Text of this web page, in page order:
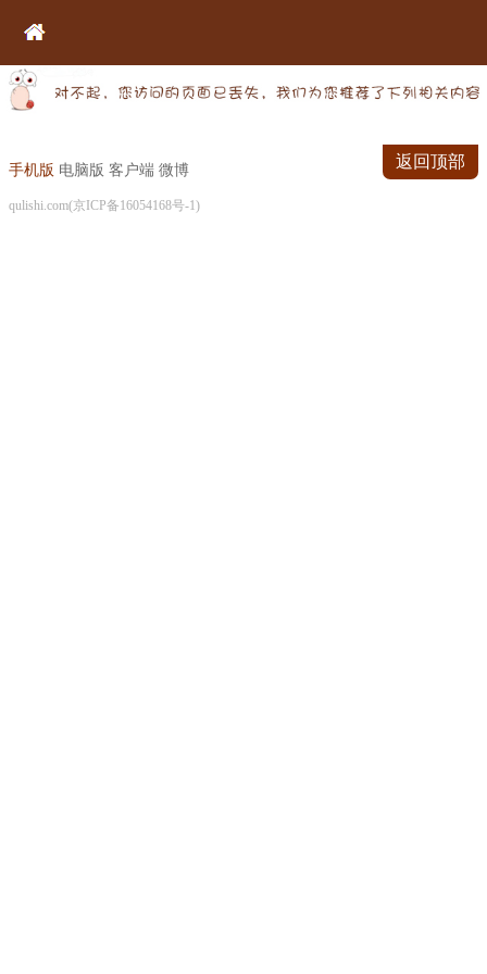
手机版 电脑版 客户端 微博
qulishi.com(京ICP备16054168号-1)
返回顶部